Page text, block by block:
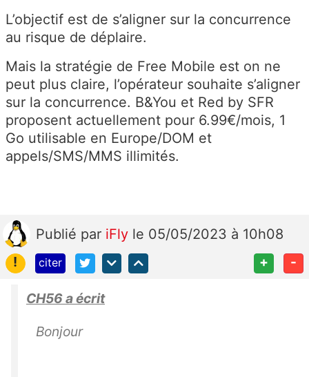
L’objectif est de s’aligner sur la concurrence
au risque de déplaire.
Mais la stratégie de Free Mobile est on ne
peut plus claire, l’opérateur souhaite s’aligner
sur la concurrence. B&You et Red by SFR
proposent actuellement pour 6.99€/mois, 1
Go utilisable en Europe/DOM et
appels/SMS/MMS illimités.
Publié par iFly le 05/05/2023 à 10h08
!
citer + -
CH56 a écrit
Bonjour